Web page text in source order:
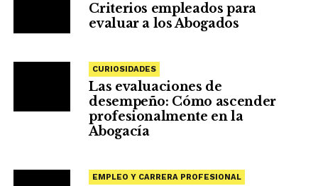
Criterios empleados para
evaluar a los Abogados
CURIOSIDADES
Las evaluaciones de
desempeño: Cómo ascender
profesionalmente en la
Abogacía
EMPLEO Y CARRERA PROFESIONAL